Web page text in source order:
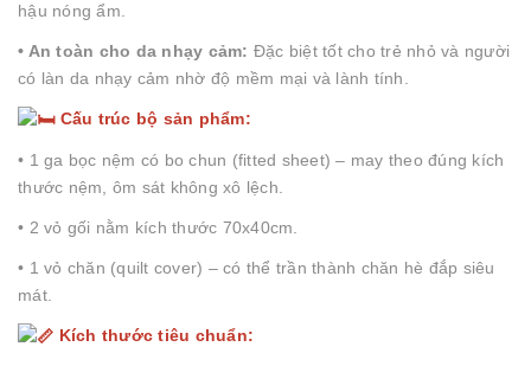
hậu nóng ẩm.
• An toàn cho da nhạy cảm: Đặc biệt tốt cho trẻ nhỏ và người
có làn da nhạy cảm nhờ độ mềm mại và lành tính.
Cấu trúc bộ sản phẩm:
• 1 ga bọc nệm có bo chun (fitted sheet) – may theo đúng kích
thước nệm, ôm sát không xô lệch.
• 2 vỏ gối nằm kích thước 70x40cm.
• 1 vỏ chăn (quilt cover) – có thể trần thành chăn hè đắp siêu
mát.
Kích thước tiêu chuẩn: